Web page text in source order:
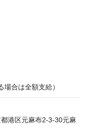
場合は全額支給）